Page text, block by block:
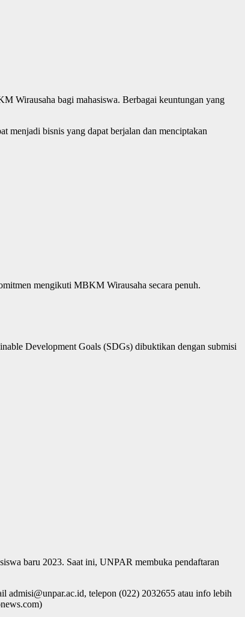
Wirausaha bagi mahasiswa. Berbagai keuntungan yang
menjadi bisnis yang dapat berjalan dan menciptakan
mengikuti MBKM Wirausaha secara penuh.
Development Goals (SDGs) dibuktikan dengan submisi
baru 2023. Saat ini, UNPAR membuka pendaftaran
admisi@unpar.ac.id, telepon (022) 2032655 atau info lebih